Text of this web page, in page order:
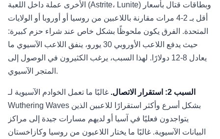
الأخرى عملة داخل اللعبة (Astrite، Lunite) وبطاقات قتال بأسعار
أقل بـ 2-4 مرات مقارنة باللاعبين من روسيا أو أوروبا أو الولايات
المتحدة. الفرق يكون ملحوظًا بشكل خاص عند شراء حزم كبيرة:
حيث يدفع اللاعب الأوروبي 30 يورو، ينفق اللاعب الآسيوي ما
يعادل 8-12 دولارًا. لهذا السبب، يرغب الكثيرون في الوصول إلى
المتجر الآسيوي.
السبب 2: استقرار الاتصال.
غالبًا ما تعمل الخوادم الآسيوية لـ
Wuthering Waves بشكل أسرع وأكثر استقرارًا للاعبين الذين
يتواجدون فعليًا في آسيا أو لديهم مسارات جيدة إلى مراكز
البيانات الآسيوية. غالبًا ما يختار اللاعبون من روسيا وكازاخستان